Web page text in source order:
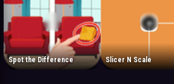
Spot the Difference Slicer N Scale